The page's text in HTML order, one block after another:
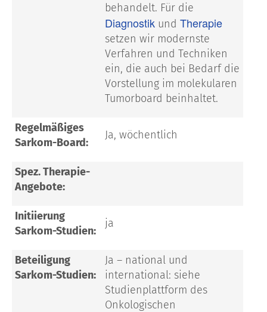
behandelt. Für die
Diagnostik und Therapie
setzen wir modernste
Verfahren und Techniken
ein, die auch bei Bedarf die
Vorstellung im molekularen
Tumorboard beinhaltet.
Regelmäßiges
Sarkom-Board:
Ja, wöchentlich
Spez. Therapie-
Angebote:
Initiierung
Sarkom-Studien:
ja
Beteiligung
Sarkom-Studien:
Ja – national und
international: siehe
Studienplattform des
Onkologischen